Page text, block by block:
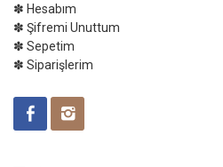
✽ Hesabım
✽ Şifremi Unuttum
✽ Sepetim
✽ Siparişlerim